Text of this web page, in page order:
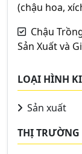
(chậu hoa,
Chậu
Sản Xuất và
LOẠI HÌNH
Sản xuất
THỊ